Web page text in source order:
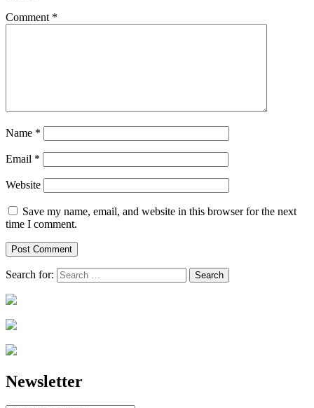
Comment *
Name *
Email *
Website
Save my name, email, and website in this browser for the next
time I comment.
Search for:
Newsletter